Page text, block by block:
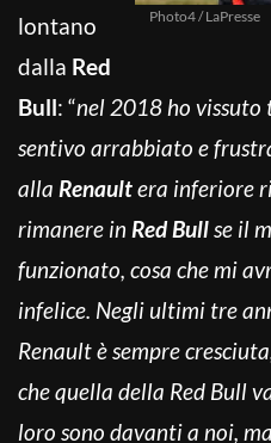
Photo4 / LaPresse
lontano
dalla Red
Bull: “nel 2018 ho vissuto
sentivo arrabbiato e
alla Renaultera inferiore
rimanere in Red Bullse il
funzionato, cosa che mi
infelice. Negli ultimi tre
Renault è sempre
che quella della Red Bull
loro sono davanti a noi,